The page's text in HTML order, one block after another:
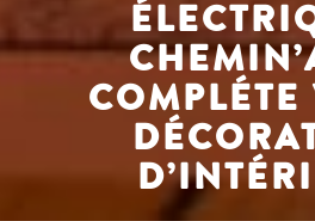
COMPLÉTE